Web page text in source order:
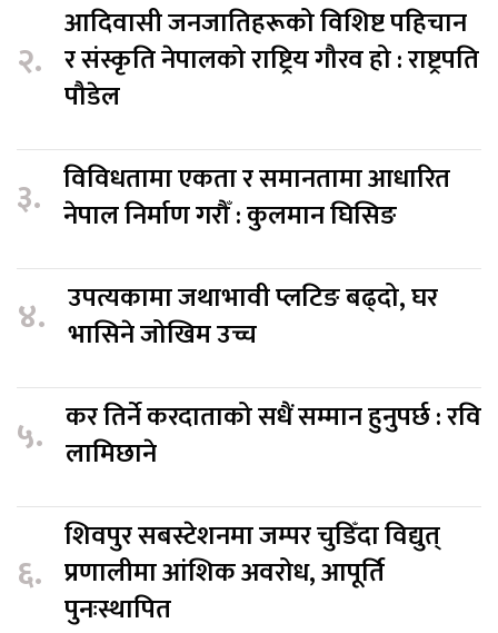
२.
आदिवासी जनजातिहरूको विशिष्ट पहिचान
र संस्कृति नेपालको राष्ट्रिय गौरव हो : राष्ट्रपति
पौडेल
३. विविधतामा एकता र समानतामा आधारित
नेपाल निर्माण गरौँ : कुलमान घिसिङ
४. उपत्यकामा जथाभावी प्लटिङ बढ्दो, घर
भासिने जोखिम उच्च
५. कर तिर्ने करदाताको सधैं सम्मान हुनुपर्छ : रवि
लामिछाने
६.
शिवपुर सबस्टेशनमा जम्पर चुडिँदा विद्युत्
प्रणालीमा आंशिक अवरोध, आपूर्ति
पुनःस्थापित